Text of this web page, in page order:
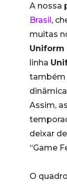
A nossa
Brasil,
muitas
Uniform
linha
também
Assim,
deixar
“Game
O